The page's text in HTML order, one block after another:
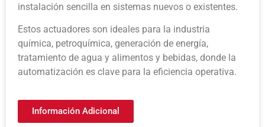
instalación sencilla en sistemas nuevos o existentes.
Estos actuadores son ideales para la industria
química, petroquímica, generación de energía,
tratamiento de agua y alimentos y bebidas, donde la
automatización es clave para la eficiencia operativa.
Información Adicional